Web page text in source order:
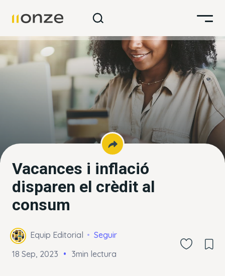
Vacances i inflació
disparen el crèdit al
consum
Equip Editorial
Seguir
18 Sep, 2023
3min lectura